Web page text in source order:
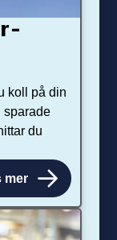
koll på din
sparade
du
mer